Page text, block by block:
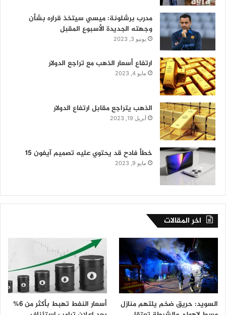
مدرب برشلونة: ميسي سيتخذ قراره بشأن
وجهته الجديدة الأسبوع المقبل
يونيو 3, 2023
ارتفاع أسعار الذهب مع تراجع الدولار
مايو 4, 2023
الذهب يتراجع مقابل ارتفاع الدولار
أبريل 19, 2023
خطأ فادح قد يحتوي عليه تصميم آيفون 15
مايو 9, 2023
اخر المقالات
السويد: حريق ضخم يلتهم منازل
أسعار النفط تهبط بأكثر من 6%